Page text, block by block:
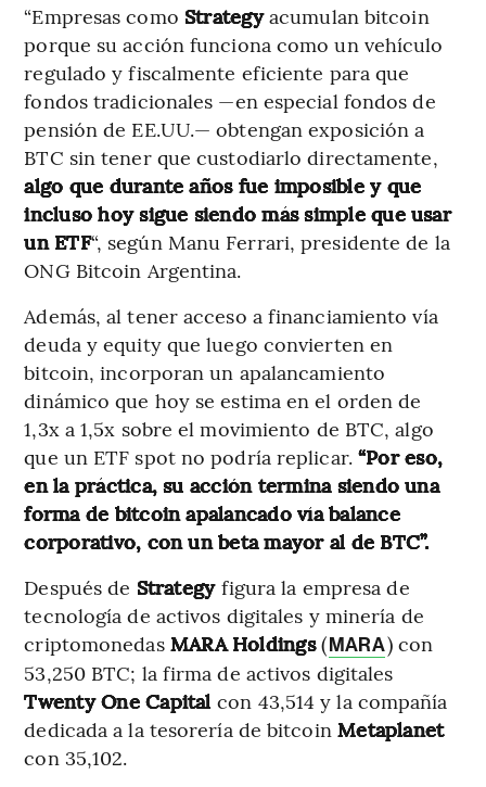
“Empresas como Strategyacumulan bitcoin
porque su acción funciona como un vehículo
regulado y fiscalmente eficiente para que
fondos tradicionales —en especial fondos de
pensión de EE.UU.— obtengan exposición a
BTC sin tener que custodiarlo directamente,
algo que durante años fue imposible y que
incluso hoy sigue siendo más simple que usar
un ETF“, según Manu Ferrari, presidente de la
ONG Bitcoin Argentina.
Además, al tener acceso a financiamiento vía
deuda y equity que luego convierten en
bitcoin, incorporan un apalancamiento
dinámico que hoy se estima en el orden de
1,3x a 1,5x sobre el movimiento de BTC, algo
que un ETF spot no podría replicar. “Por eso,
en la práctica, su acción termina siendo una
forma de bitcoin apalancado vía balance
corporativo, con un beta mayor al de BTC”.
Después de Strategy figura la empresa de
tecnología de activos digitales y minería de
criptomonedas MARA Holdings(MARA) con
53,250 BTC; la firma de activos digitales
Twenty One Capital con 43,514 y la compañía
dedicada a la tesorería de bitcoin Metaplanet
con 35,102.